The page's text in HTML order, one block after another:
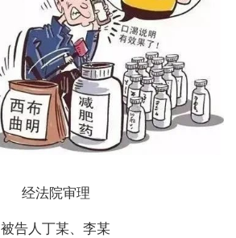
经法院审理
被告人丁某、李某